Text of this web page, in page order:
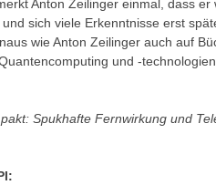
Anton Zeilinger einmal, dass
sich viele Erkenntnisse erst
wie Anton Zeilinger auch auf
und -
Spukhafte Fernwirkung und